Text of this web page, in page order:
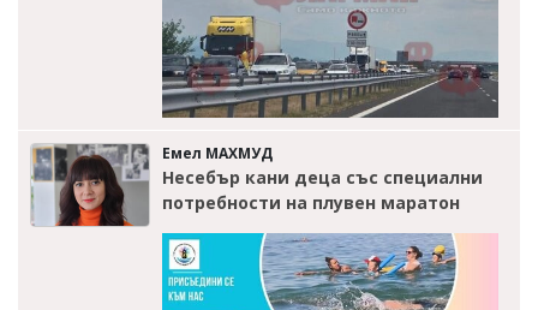
Емел МАХМУД
Несебър кани деца със специални
потребности на плувен маратон